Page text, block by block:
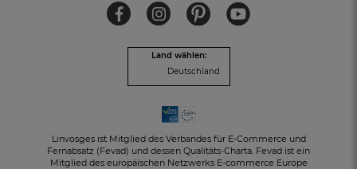
Land wählen:
Deutschland
Linvosges ist Mitglied des Verbandes für E-Commerce und
Fernabsatz (Fevad) und dessen Qualitäts-Charta. Fevad ist ein
Mitglied des europäischen Netzwerks E-commerce Europe